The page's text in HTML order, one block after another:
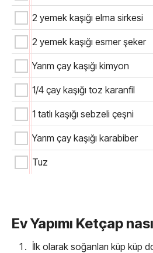
2 yemek kaşığı elma sirkesi
2 yemek kaşığı esmer şeker
Yarım çay kaşığı kimyon
1/4 çay kaşığı toz karanfil
1 tatlı kaşığı sebzeli çeşni
Yarım çay kaşığı karabiber
Tuz
Ev Yapımı Ketçap
İlk olarak soğanları küp küp